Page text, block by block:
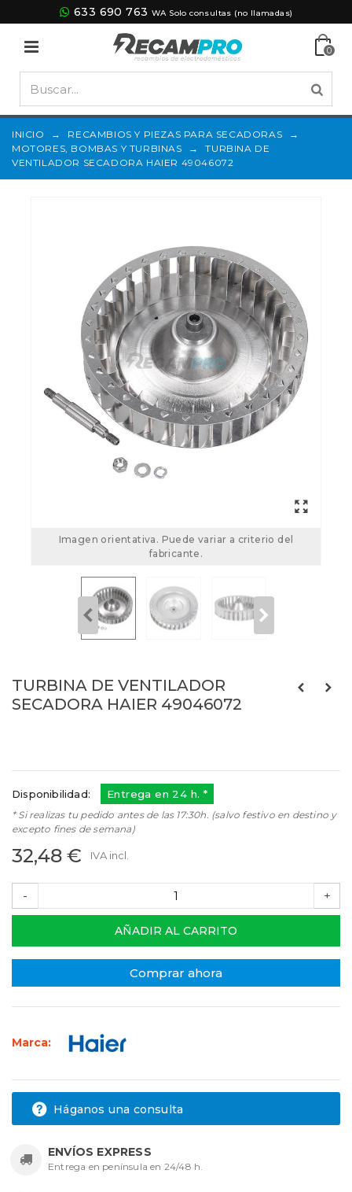
633 690 763 WA Solo consultas (no llamadas)
0
INICIO → RECAMBIOS Y PIEZAS PARA SECADORAS
→
MOTORES, BOMBAS Y TURBINAS
→
TURBINA DE
VENTILADOR SECADORA HAIER 49046072
Imagen orientativa. Puede variar a criterio del
fabricante.
TURBINA DE VENTILADOR
SECADORA HAIER 49046072
Disponibilidad: Entrega en 24 h. *
* Si realizas tu pedido antes de las 17:30h. (salvo festivo en destino y
excepto fines de semana)
32,48 € IVA incl.
- +
AÑADIR AL CARRITO
Comprar ahora
Marca:
Háganos una consulta
ENVÍOS EXPRESS
Entrega en península en 24/48 h.